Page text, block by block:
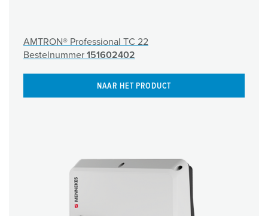
AMTRON® Professional TC 22
Bestelnummer 151602402
NAAR HET PRODUCT